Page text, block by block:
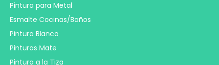
Pintura para Metal
Esmalte Cocinas/Baños
Pintura Blanca
Pinturas Mate
Pintura a la Tiza